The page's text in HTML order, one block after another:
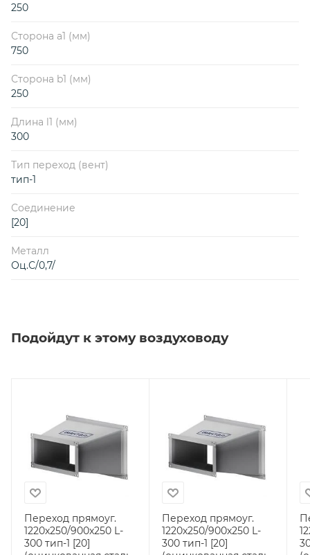
250
Сторона a1 (мм)
750
Сторона b1 (мм)
250
Длина l1 (мм)
300
Тип переход (вент)
тип-1
Соединение
[20]
Металл
Оц.С/0,7/
Подойдут к этому воздуховоду
Переход прямоуг.
1220х250/900х250 L-
300 тип-1 [20]
Переход прямоуг.
1220х250/900х250 L-
300 тип-1 [20]